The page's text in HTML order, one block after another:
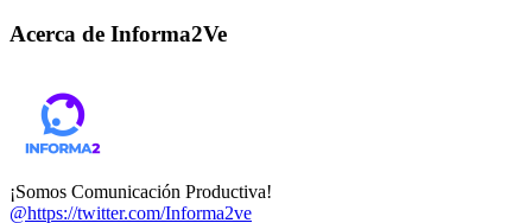
Acerca de Informa2Ve
¡Somos Comunicación Productiva!
@https://twitter.com/Informa2ve